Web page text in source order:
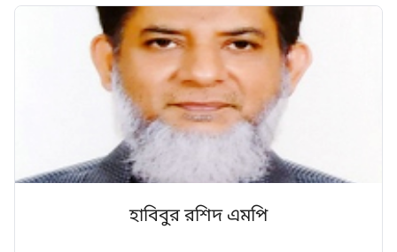
হাবিবুর রশিদ এমপি